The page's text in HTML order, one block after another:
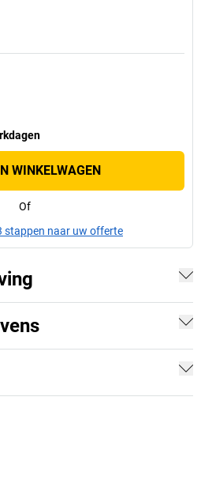
WINKELWAGEN
Of
stappen naar uw offerte